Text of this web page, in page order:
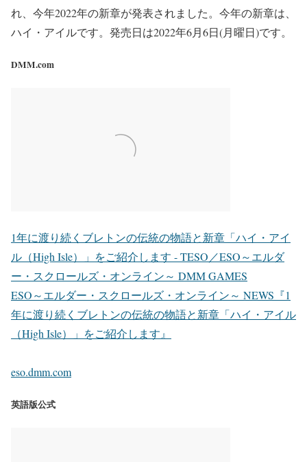
れ、今年2022年の新章が発表されました。今年の新章は、
ハイ・アイルです。発売日は2022年6月6日(月曜日)です。
DMM.com
1年に渡り続くブレトンの伝統の物語と新章「ハイ・アイ
ル（High Isle）」をご紹介します - TESO／ESO～エルダ
ー・スクロールズ・オンライン～ DMM GAMES
ESO～エルダー・スクロールズ・オンライン～ NEWS『1
年に渡り続くブレトンの伝統の物語と新章「ハイ・アイル
（High Isle）」をご紹介します』
eso.dmm.com
英語版公式